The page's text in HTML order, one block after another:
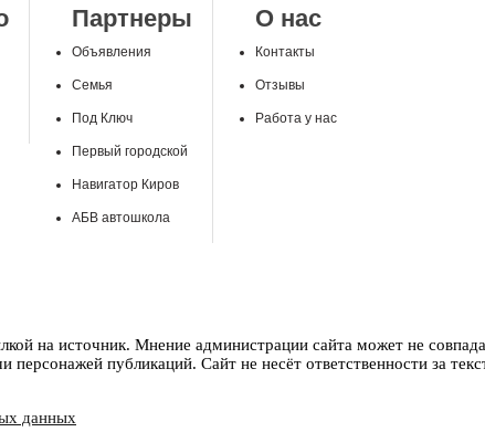
Партнеры
Объявления
Семья
Под Ключ
Первый городской
Навигатор Киров
АБВ автошкола
О нас
Контакты
Отзывы
Работа у нас
на источник. Мнение администрации сайта может не
публикаций. Сайт не несёт ответственности за
данных